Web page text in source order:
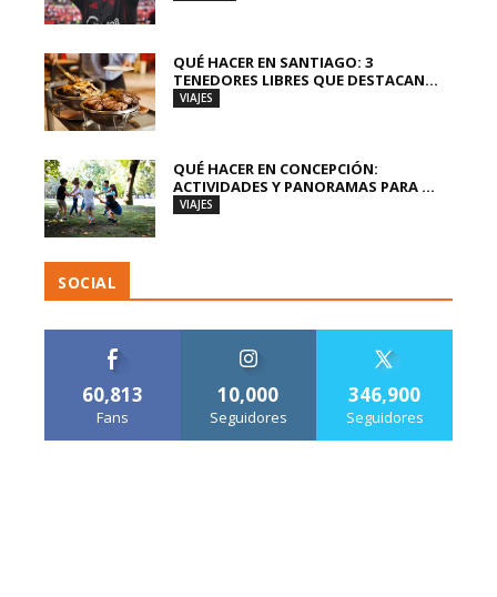
QUÉ HACER EN SANTIAGO: 3
TENEDORES LIBRES QUE DESTACAN...
VIAJES
QUÉ HACER EN CONCEPCIÓN:
ACTIVIDADES Y PANORAMAS PARA ...
VIAJES
SOCIAL
60,813
Fans
10,000
Seguidores
346,900
Seguidores